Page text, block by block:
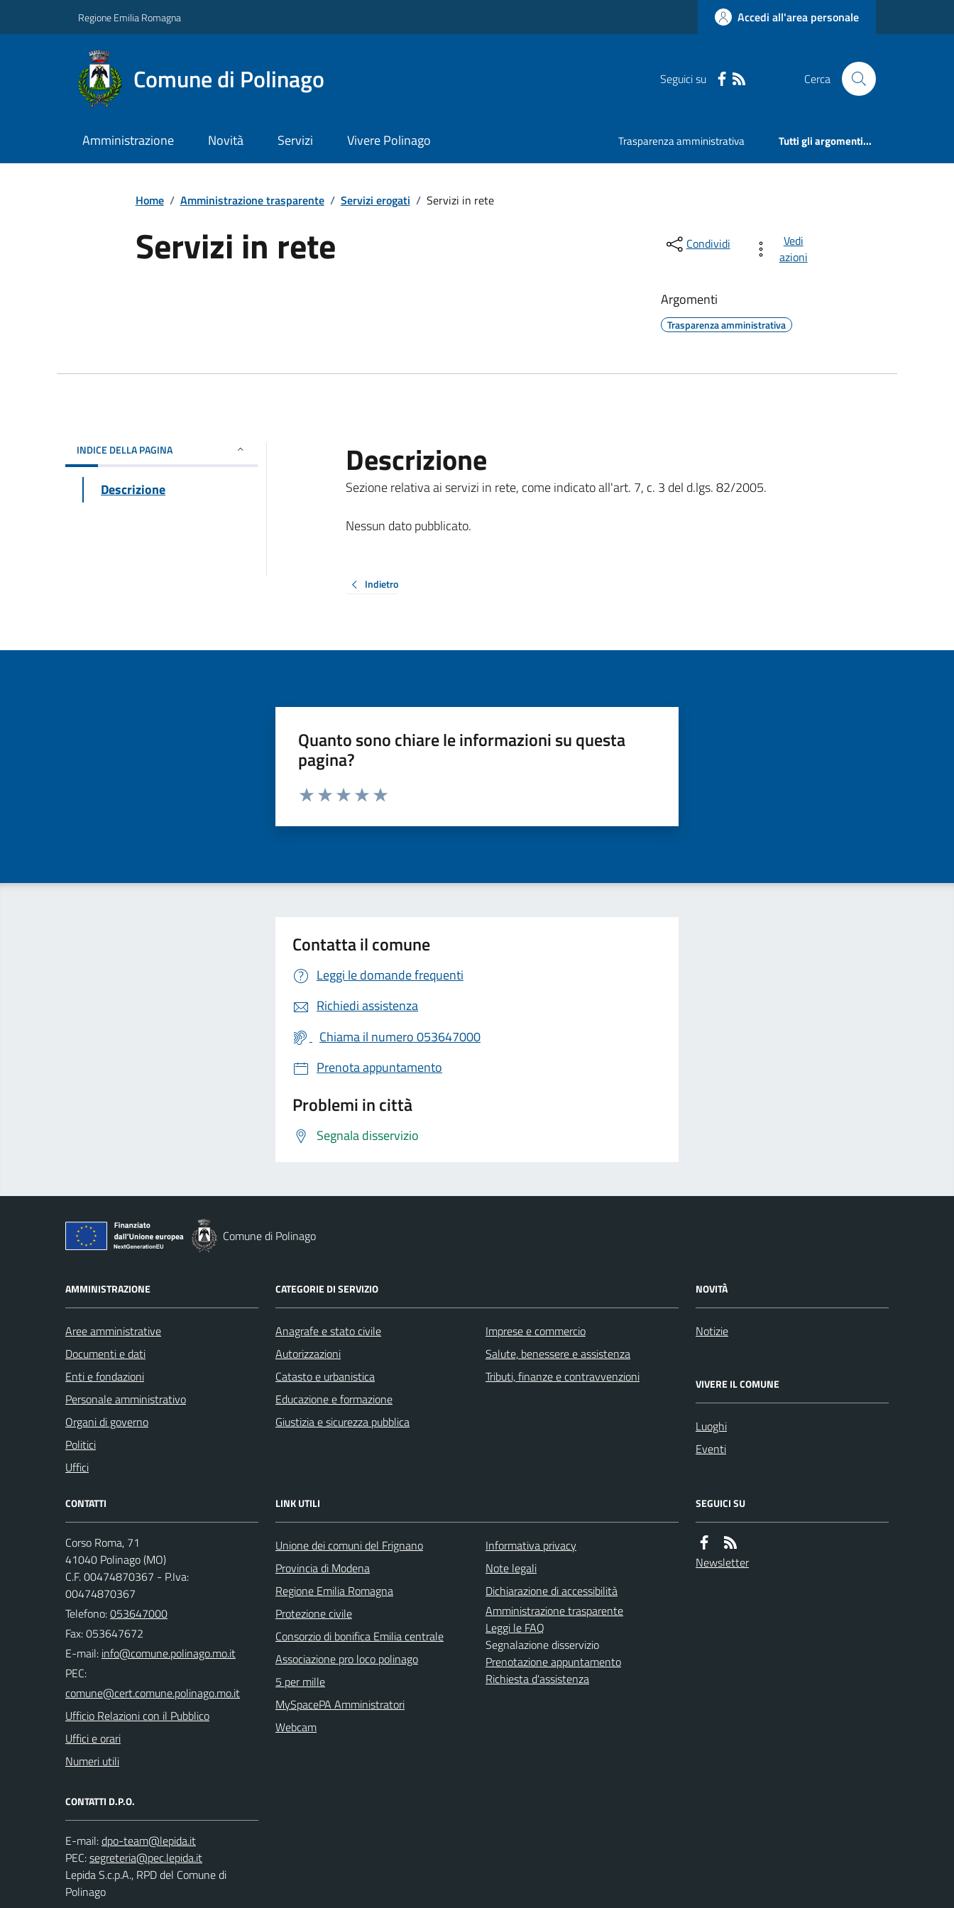
Regione Emilia Romagna Accedi all'area personale
Comune di Polinago Seguici su Cerca
Amministrazione Novità Servizi Vivere Polinago Trasparenza amministrativa Tutti gli argomenti...
Home / Amministrazione trasparente / Servizi erogati / Servizi in rete
Servizi in rete Condividi
Vedi
azioni
Argomenti
Trasparenza amministrativa
INDICE DELLA PAGINA
Descrizione
Descrizione
Sezione relativa ai servizi in rete, come indicato all'art. 7, c. 3 del d.lgs. 82/2005.
Nessun dato pubblicato.
Indietro
Quanto sono chiare le informazioni su questa
pagina?
Valuta da 1 a 5 stelle la pagina
Contatta il comune
Leggi le domande frequenti
Richiedi assistenza
Chiama il numero 053647000
Prenota appuntamento
Problemi in città
Segnala disservizio
Comune di Polinago
AMMINISTRAZIONE
Aree amministrative
Documenti e dati
Enti e fondazioni
Personale amministrativo
Organi di governo
Politici
Uffici
CATEGORIE DI SERVIZIO
Anagrafe e stato civile
Autorizzazioni
Catasto e urbanistica
Educazione e formazione
Giustizia e sicurezza pubblica
Imprese e commercio
Salute, benessere e assistenza
Tributi, finanze e contravvenzioni
NOVITÀ
Notizie
VIVERE IL COMUNE
Luoghi
Eventi
CONTATTI
Corso Roma, 71
41040 Polinago (MO)
C.F. 00474870367 - P.Iva:
00474870367
Telefono:053647000
Fax: 053647672
E-mail:
PEC:
Ufficio Relazioni con il Pubblico
Uffici e orari
Numeri utili
CONTATTI D.P.O.
E-mail:
PEC:
Lepida S.c.p.A., RPD del Comune di
Polinago
LINK UTILI
Unione dei comuni del Frignano
Provincia di Modena
Regione Emilia Romagna
Protezione civile
Consorzio di bonifica Emilia centrale
Associazione pro loco polinago
5 per mille
MySpacePA Amministratori
Webcam
Informativa privacy
Note legali
Dichiarazione di accessibilità
Amministrazione trasparente
Leggi le FAQ
Segnalazione disservizio
Prenotazione appuntamento
Richiesta d'assistenza
SEGUICI SU
Newsletter